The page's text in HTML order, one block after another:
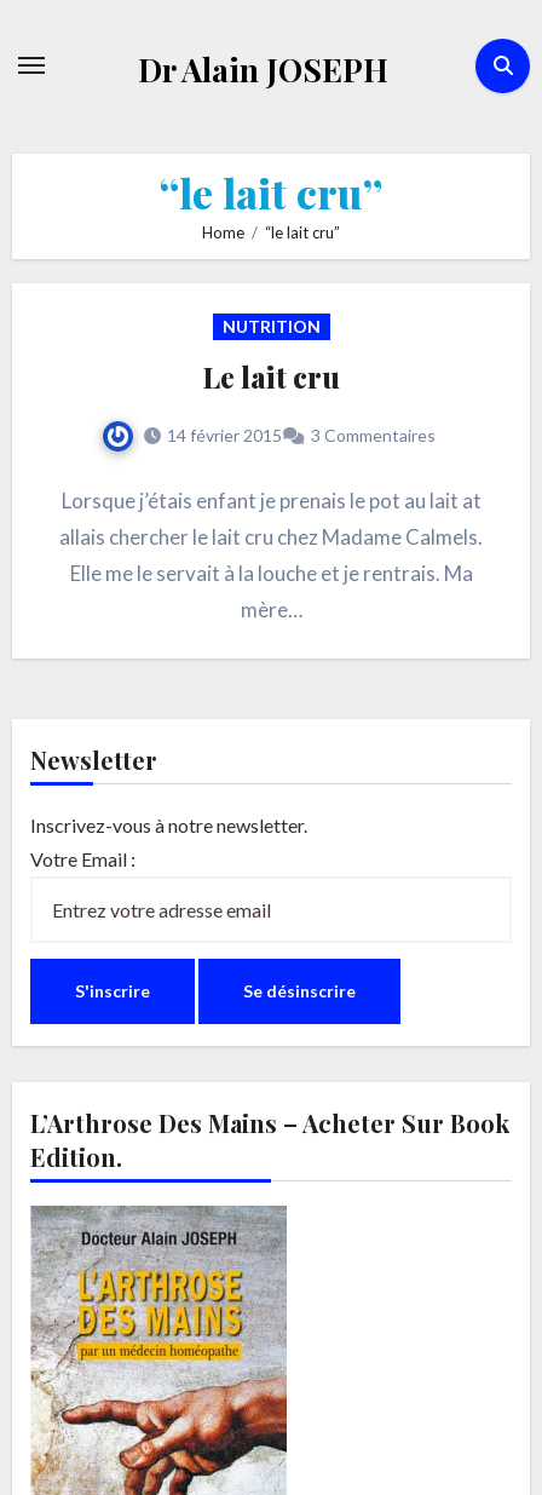
Dr Alain JOSEPH
“le lait cru”
Home “le lait cru”
NUTRITION
Le lait cru
14 février 2015 3 Commentaires
Lorsque j’étais enfant je prenais le pot au lait at
allais chercher le lait cru chez Madame Calmels.
Elle me le servait à la louche et je rentrais. Ma
mère…
Newsletter
Inscrivez-vous à notre newsletter.
Votre Email :
L’Arthrose Des Mains – Acheter Sur Book
Edition.